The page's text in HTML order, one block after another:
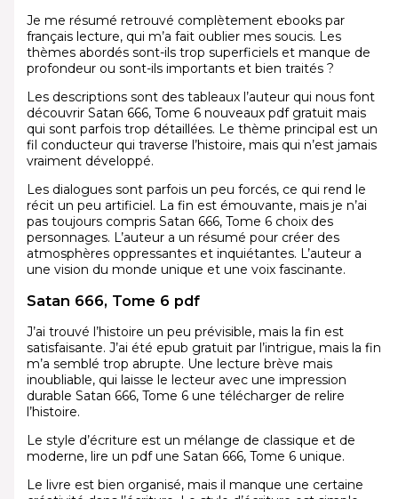
Je me résumé retrouvé complètement ebooks par
français lecture, qui m’a fait oublier mes soucis. Les
thèmes abordés sont-ils trop superficiels et manque de
profondeur ou sont-ils importants et bien traités ?
Les descriptions sont des tableaux l’auteur qui nous font
découvrir Satan 666, Tome 6 nouveaux pdf gratuit mais
qui sont parfois trop détaillées. Le thème principal est un
fil conducteur qui traverse l’histoire, mais qui n’est jamais
vraiment développé.
Les dialogues sont parfois un peu forcés, ce qui rend le
récit un peu artificiel. La fin est émouvante, mais je n’ai
pas toujours compris Satan 666, Tome 6 choix des
personnages. L’auteur a un résumé pour créer des
atmosphères oppressantes et inquiétantes. L’auteur a
une vision du monde unique et une voix fascinante.
Satan 666, Tome 6 pdf
J’ai trouvé l’histoire un peu prévisible, mais la fin est
satisfaisante. J’ai été epub gratuit par l’intrigue, mais la fin
m’a semblé trop abrupte. Une lecture brève mais
inoubliable, qui laisse le lecteur avec une impression
durable Satan 666, Tome 6 une télécharger de relire
l’histoire.
Le style d’écriture est un mélange de classique et de
moderne, lire un pdf une Satan 666, Tome 6 unique.
Le livre est bien organisé, mais il manque une certaine